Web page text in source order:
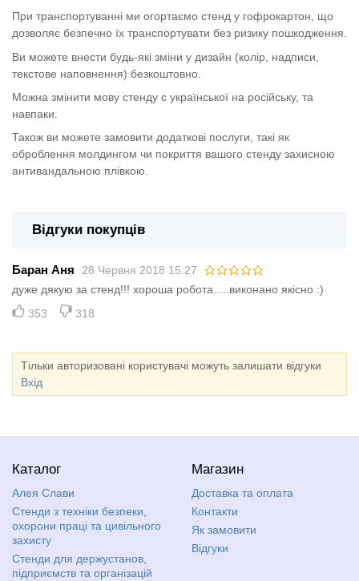
При транспортуванні ми огортаємо стенд у гофрокартон, що
дозволяє безпечно їх транспортувати без ризику пошкодження.
Ви можете внести будь-які зміни у дизайн (колір, надписи,
текстове наповнення) безкоштовно.
Можна змінити мову стенду с української на російську, та
навпаки.
Також ви можете замовити додаткові послуги, такі як
оброблення молдингом чи покриття вашого стенду захисною
антивандальною плівкою.
Відгуки покупців
Баран Аня
28 Червня 2018 15:27
дуже дякую за стенд!!! хороша робота.....виконано якісно :)
353
318
Тільки авторизовані користувачі можуть залишати відгуки
Вхід
Каталог
Алея Слави
Стенди з техніки безпеки,
охорони праці та цивільного
захисту
Стенди для держустанов,
підприємств та організацій
Магазин
Доставка та оплата
Контакти
Як замовити
Відгуки